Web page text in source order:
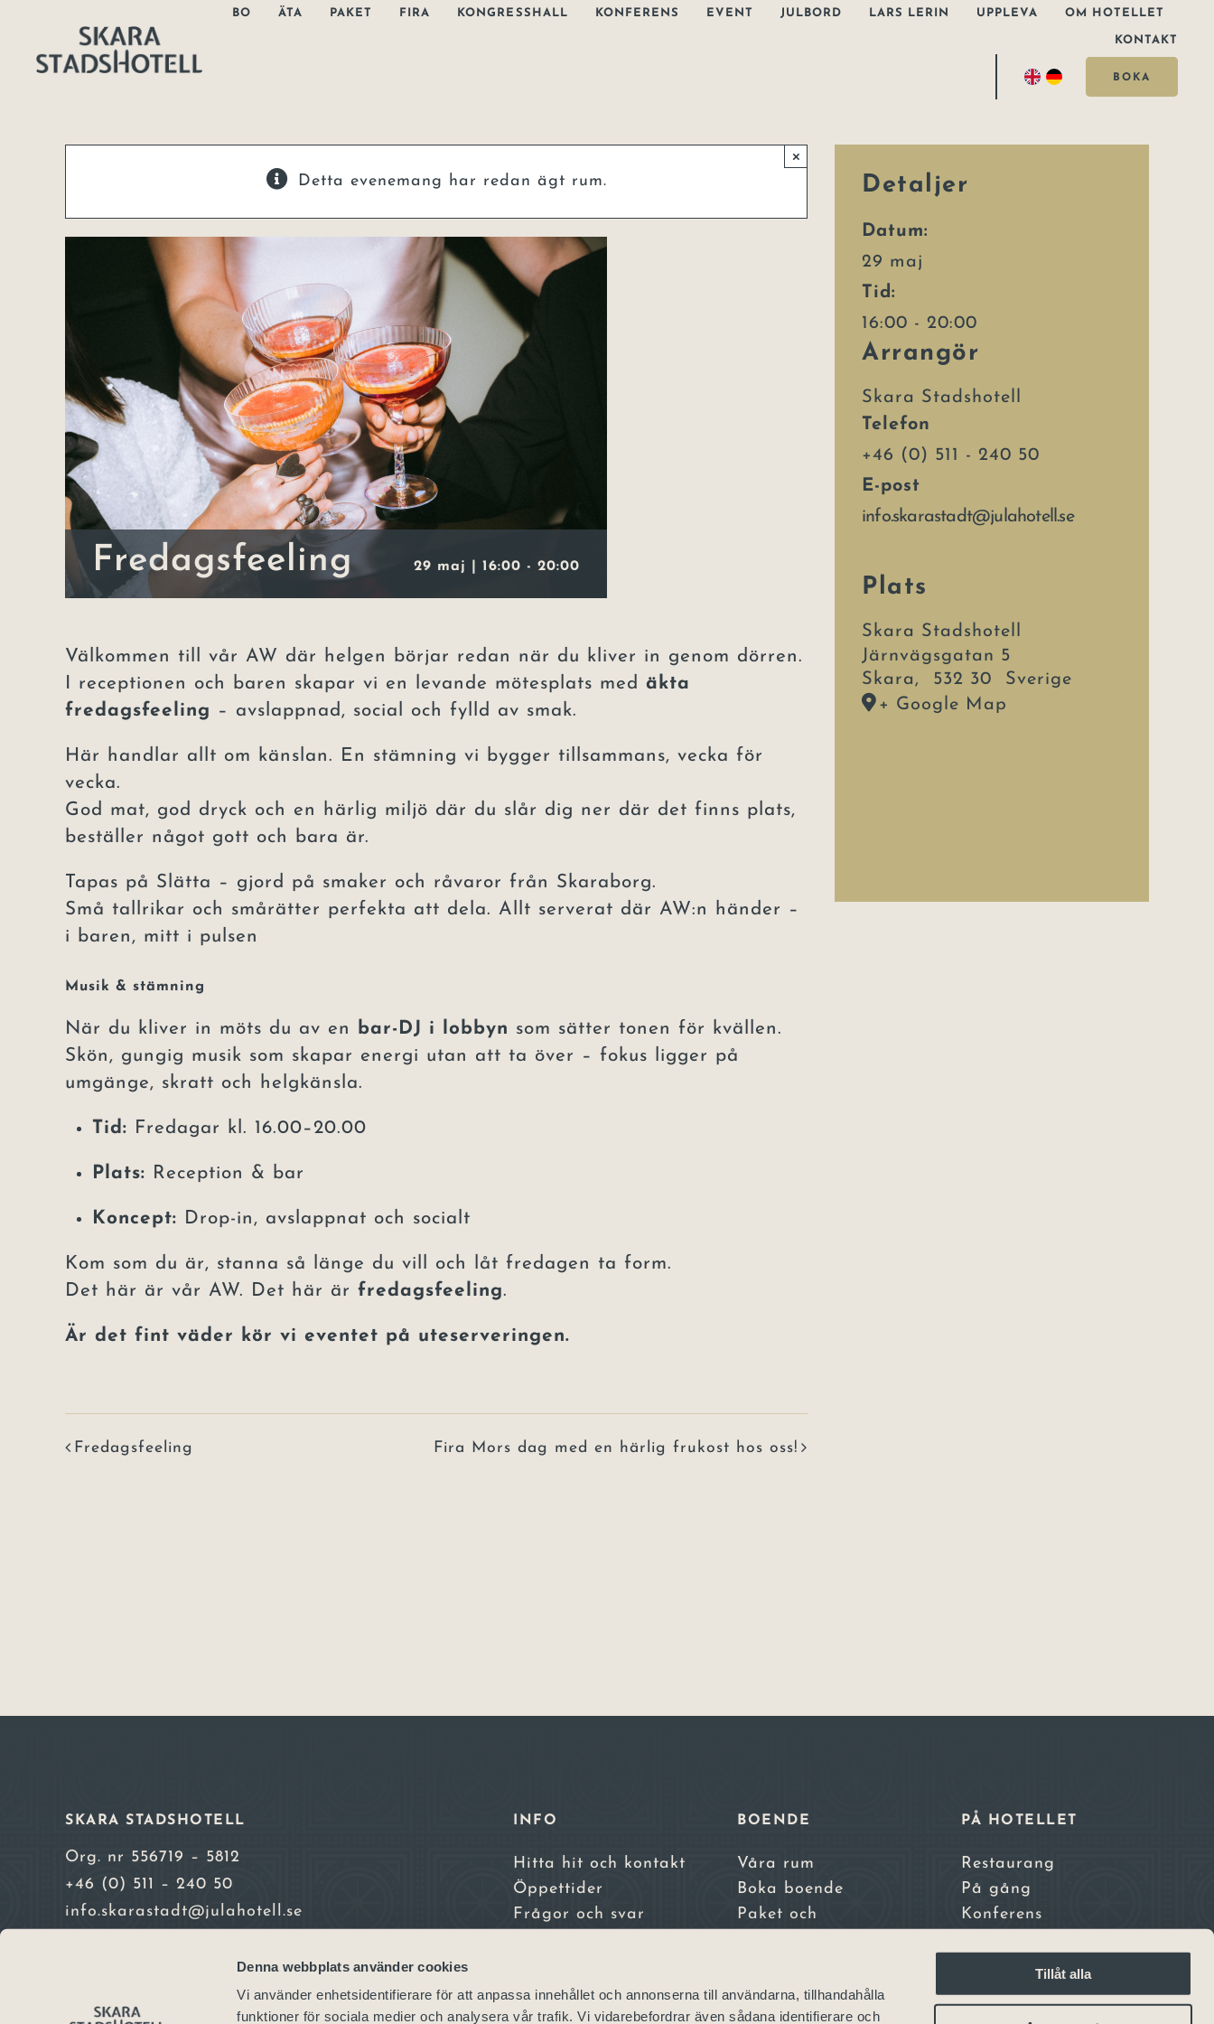
Denna webbplats använder cookies
Vi använder enhetsidentifierare för att anpassa innehållet och annonserna till användarna, tillhandahålla
funktioner för sociala medier och analysera vår trafik. Vi vidarebefordrar även sådana identifierare och
Tillåt alla
innehållet
BO ÄTA PAKET FIRA KONGRESSHALL KONFERENS EVENT JULBORD LARS LERIN UPPLEVA OM HOTELLET
KONTAKT
BOKA
Detta evenemang har redan ägt rum.
×
Fredagsfeeling 29 maj | 16:00 - 20:00
Välkommen till vår AW där helgen börjar redan när du kliver in genom dörren.
I receptionen och baren skapar vi en levande mötesplats med äkta
fredagsfeeling – avslappnad, social och fylld av smak.
Här handlar allt om känslan. En stämning vi bygger tillsammans, vecka för
vecka.
God mat, god dryck och en härlig miljö där du slår dig ner där det finns plats,
beställer något gott och bara är.
Tapas på Slätta – gjord på smaker och råvaror från Skaraborg.
Små tallrikar och smårätter perfekta att dela. Allt serverat där AW:n händer –
i baren, mitt i pulsen
Musik & stämning
När du kliver in möts du av en bar-DJ i lobbyn som sätter tonen för kvällen.
Skön, gungig musik som skapar energi utan att ta över – fokus ligger på
umgänge, skratt och helgkänsla.
Tid: Fredagar kl. 16.00–20.00
Plats: Reception & bar
Koncept: Drop-in, avslappnat och socialt
Kom som du är, stanna så länge du vill och låt fredagen ta form.
Det här är vår AW. Det här är fredagsfeeling.
Är det fint väder kör vi eventet på uteserveringen.
Fredagsfeeling Fira Mors dag med en härlig frukost hos oss!
Detaljer
Datum:
29 maj
Tid:
16:00 - 20:00
Arrangör
Skara Stadshotell
Telefon
+46 (0) 511 - 240 50
E-post
info.skarastadt@julahotell.se
Plats
Skara Stadshotell
Järnvägsgatan 5
Skara, 532 30
Sverige
+ Google Map
SKARA STADSHOTELL
Org. nr 556719 – 5812
+46 (0) 511 – 240 50
info.skarastadt@julahotell.se
INFO
Hitta hit och kontakt
Öppettider
Frågor och svar
BOENDE
Våra rum
Boka boende
Paket och
Skara Konsthotell
– vårt systerhotell
PÅ HOTELLET
Restaurang
På gång
Konferens